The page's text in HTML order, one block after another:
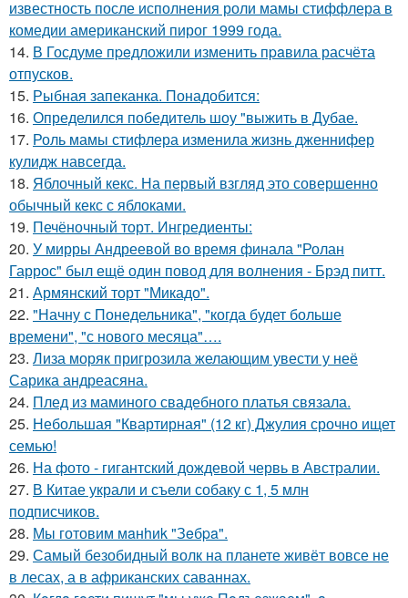
известность после исполнения роли мамы стиффлера в
комедии американский пирог 1999 года.
14. В Госдуме пpeдложили изменить пpaвила расчёта
отпусков.
15. Рыбная запеканка. Понадобится:
16. Определился победитель шоу "выжить в Дубае.
17. Роль мамы стифлера изменила жизнь дженнифер
кулидж навсегда.
18. Яблочный кекс. На первый взгляд это совершенно
обычный кекс с яблоками.
19. Печёночный торт. Ингредиенты:
20. У мирры Андреевой во время финала "Ролан
Гаррос" был ещё один повод для волнения - Брэд питт.
21. Армянский торт "Микадо".
22. "Начну с Понедельника", "когда будет больше
времени", "с нового месяца"….
23. Лиза моряк пригрозила желающим увести у неё
Сарика андреасяна.
24. Плед из маминого свадебного платья связала.
25. Небольшая "Квартирная" (12 кг) Джулия срочно ищет
семью!
26. На фото - гигантский дождевой червь в Австралии.
27. В Китае украли и съели собаку с 1, 5 млн
подписчиков.
28. Мы готовим мaнhиk "Зeбpa".
29. Самый безобидный волк на планете живёт вовсе не
в лесах, а в африканских саваннах.